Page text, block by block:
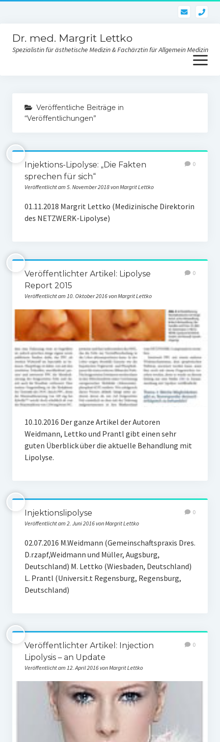
Dr. med. Margrit Lettko
Spezialistin für ästhetische Medizin & Fachärztin für Allgemein Medizin
Menü
öffnen
Kontakt Praxis
Gesichtsverjüngung
Skinbooster-Hautverjüngung
Fettwegspritze – Injektionslipolyse
Bruxismus – Zähneknirschen
Doppelkinn und Hängebäckchen
Gesichtsformung
Plasmatherapie (PRP) oder Vampirlifting
Übermäßiges Schwitzen – Botulinum toxin
Verjüngung der Hände
3 D- Lift des Gesichtes
Weitere Therapien
Hautpflege
Weitere Produkte
Veröffentliche Beiträge in
“Veröffentlichungen”
Injektions-Lipolyse: „Die Fakten
sprechen für sich“
Veröffentlicht am 5. November 2018 von Margrit Lettko
0
01.11.2018 Margrit Lettko (Medizinische Direktorin
des NETZWERK-Lipolyse)
Veröffentlichter Artikel: Lipolyse
Report 2015
Veröffentlicht am 10. Oktober 2016 von Margrit Lettko
0
10.10.2016 Der ganze Artikel der Autoren
Weidmann, Lettko und Prantl gibt einen sehr
guten Überblick über die aktuelle Behandlung mit
Lipolyse.
Injektionslipolyse
Veröffentlicht am 2. Juni 2016 von Margrit Lettko
0
02.07.2016 M.Weidmann (Gemeinschaftspraxis Dres.
D.rzapf,Weidmann und Müller, Augsburg,
Deutschland) M. Lettko (Wiesbaden, Deutschland)
L. Prantl (Universit.t Regensburg, Regensburg,
Deutschland)
Veröffentlichter Artikel: Injection
Lipolysis – an Update
Veröffentlicht am 12. April 2016 von Margrit Lettko
0